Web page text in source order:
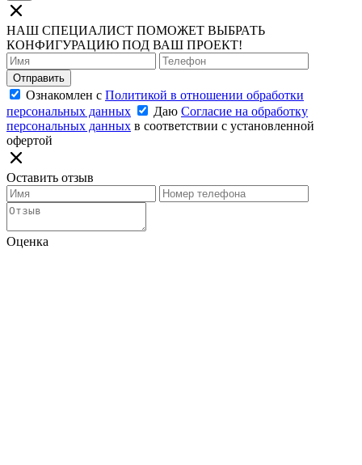
НАШ СПЕЦИАЛИСТ ПОМОЖЕТ ВЫБРАТЬ
КОНФИГУРАЦИЮ ПОД ВАШ ПРОЕКТ!
Отправить
Ознакомлен с Политикой в отношении обработки
персональных данных
Даю Согласие на обработку
персональных данных в соответствии с установленной
офертой
Оставить отзыв
Оценка